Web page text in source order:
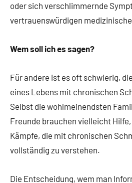
oder sich verschlimmernde
vertrauenswürdigen
Wem soll ich es sagen?
Für andere ist es oft schwierig,
eines Lebens mit chronischen
Selbst die wohlmeinendsten
Freunde brauchen vielleicht
Kämpfe, die mit chronischen
vollständig zu verstehen.
Die Entscheidung, wem man